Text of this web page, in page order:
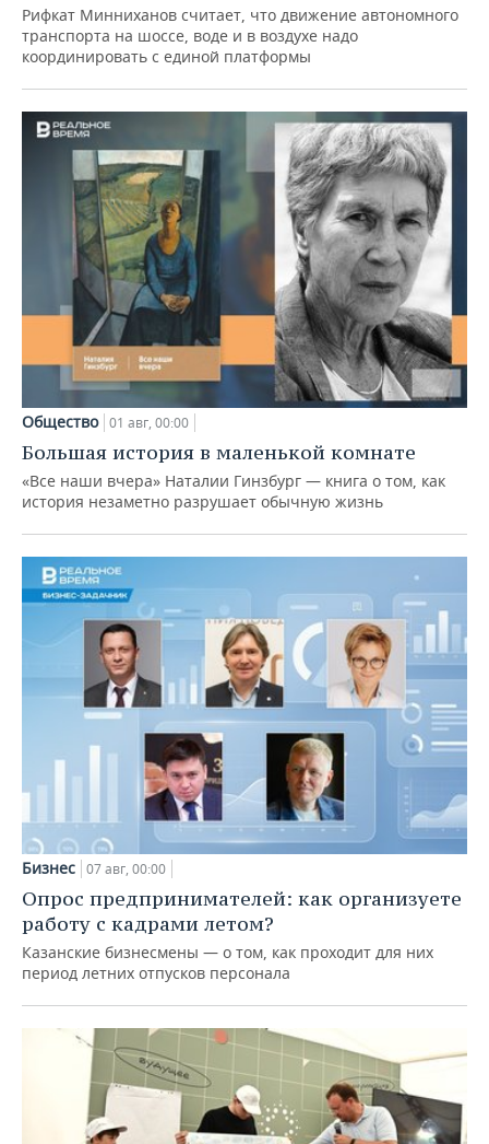
Рифкат Минниханов считает, что движение автономного
транспорта на шоссе, воде и в воздухе надо
координировать с единой платформы
Общество 01 авг, 00:00
Большая история в маленькой комнате
«Все наши вчера» Наталии Гинзбург — книга о том, как
история незаметно разрушает обычную жизнь
Бизнес 07 авг, 00:00
Опрос предпринимателей: как организуете
работу с кадрами летом?
Казанские бизнесмены — о том, как проходит для них
период летних отпусков персонала